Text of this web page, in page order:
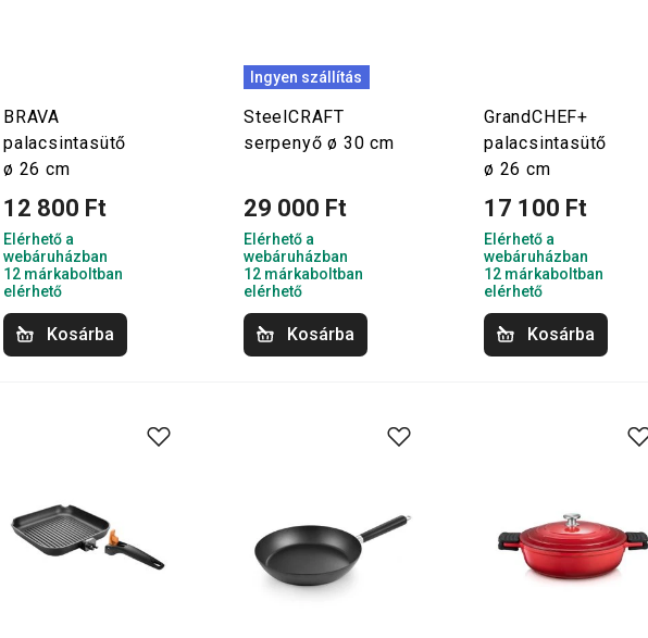
BRAVA
palacsintasütő
ø 26 cm
12 800 Ft
Elérhető a
webáruházban
12 márkaboltban
elérhető
Kosárba
Ingyen szállítás
SteelCRAFT
serpenyő ø 30 cm
29 000 Ft
Elérhető a
webáruházban
12 márkaboltban
elérhető
Kosárba
GrandCHEF+
palacsintasütő
ø 26 cm
17 100 Ft
Elérhető a
webáruházban
12 márkaboltban
elérhető
Kosárba